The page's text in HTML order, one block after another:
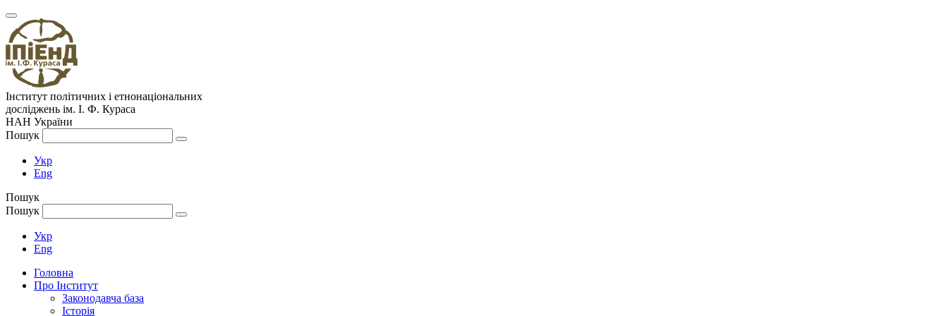
Інститут політичних і етнонаціональних
досліджень ім. І. Ф. Кураса
НАН України
Пошук
Укр
Eng
Пошук
Пошук
Укр
Eng
Головна
Про Інститут
Законодавча база
Історія